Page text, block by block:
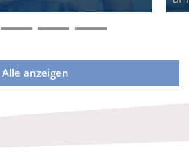
Alle anzeigen